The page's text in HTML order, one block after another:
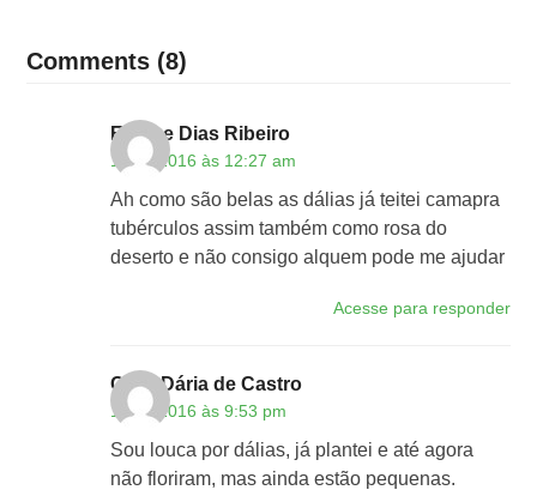
Comments (8)
Eunice Dias Ribeiro
14/05/2016 às 12:27 am
Ah como são belas as dálias já teitei camapra
tubérculos assim também como rosa do
deserto e não consigo alquem pode me ajudar
Acesse para responder
Célia Dária de Castro
14/05/2016 às 9:53 pm
Sou louca por dálias, já plantei e até agora
não floriram, mas ainda estão pequenas.